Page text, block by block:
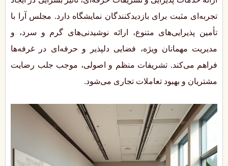
تجربه‌ای مثبت برای بازدیدکنندگان نمایشگاه دارد. مجلس آرا با
تأمین پذیرایی‌های متنوع، ارائه نوشیدنی‌های گرم و سرد، و
مدیریت مهمانان ویژه، فضایی دلپذیر و حرفه‌ای در غرفه‌ها
فراهم می‌کند. تشریفات منظم و اصولی، موجب جلب رضایت
مشتریان و بهبود تعاملات تجاری می‌شود.